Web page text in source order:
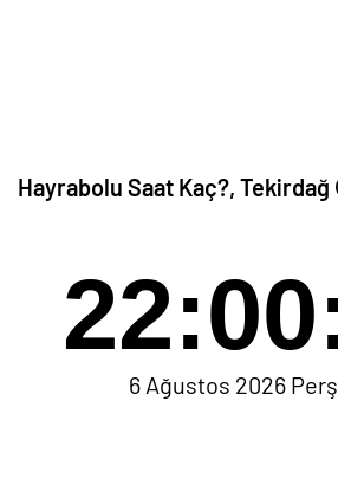
Hayrabolu Saat Kaç?, Tekirdağ
6 Ağustos 2026